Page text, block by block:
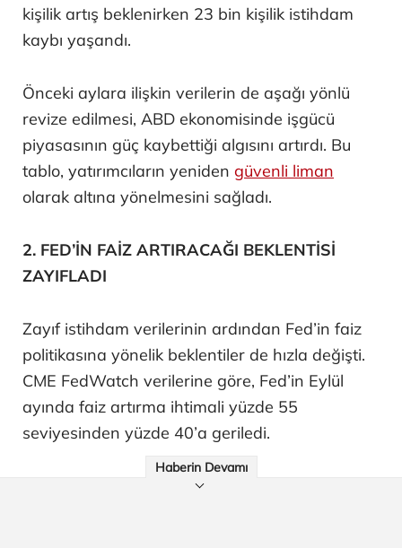
kişilik artış beklenirken 23 bin kişilik istihdam
kaybı yaşandı.
Önceki aylara ilişkin verilerin de aşağı yönlü
revize edilmesi, ABD ekonomisinde işgücü
piyasasının güç kaybettiği algısını artırdı. Bu
tablo, yatırımcıların yeniden güvenli liman
olarak altına yönelmesini sağladı.
2. FED’İN FAİZ ARTIRACAĞI BEKLENTİSİ
ZAYIFLADI
Zayıf istihdam verilerinin ardından Fed’in faiz
politikasına yönelik beklentiler de hızla değişti.
CME FedWatch verilerine göre, Fed’in Eylül
ayında faiz artırma ihtimali yüzde 55
seviyesinden yüzde 40’a geriledi.
Haberin Devamı